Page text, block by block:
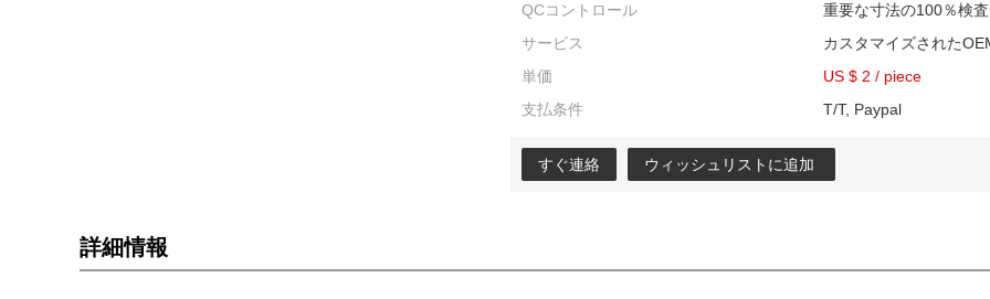
QCコントロール
重要な寸法の100％検査
サービス
カスタマイズされた
単価
US $ 2 / piece
支払条件
T/T, Paypal
すぐ連絡 ウィッシュリストに追加
詳細情報